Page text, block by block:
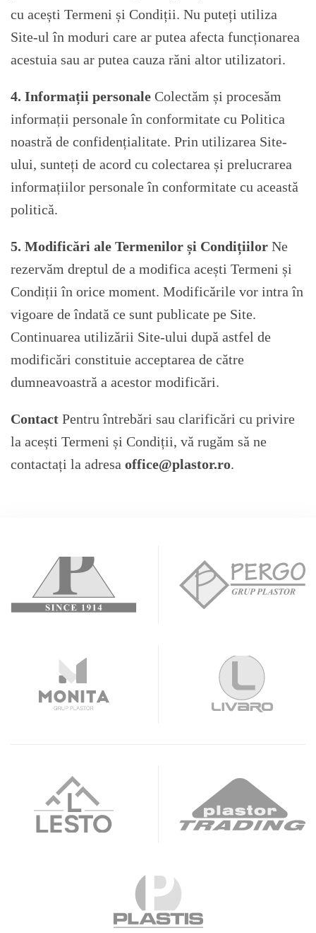
cu acești Termeni și Condiții. Nu puteți utiliza
Site-ul în moduri care ar putea afecta funcționarea
acestuia sau ar putea cauza răni altor utilizatori.
4. Informații personale Colectăm și procesăm
informații personale în conformitate cu Politica
noastră de confidențialitate. Prin utilizarea Site-
ului, sunteți de acord cu colectarea și prelucrarea
informațiilor personale în conformitate cu această
politică.
5. Modificări ale Termenilor și Condițiilor Ne
rezervăm dreptul de a modifica acești Termeni și
Condiții în orice moment. Modificările vor intra în
vigoare de îndată ce sunt publicate pe Site.
Continuarea utilizării Site-ului după astfel de
modificări constituie acceptarea de către
dumneavoastră a acestor modificări.
Contact Pentru întrebări sau clarificări cu privire
la acești Termeni și Condiții, vă rugăm să ne
contactați la adresa office@plastor.ro.